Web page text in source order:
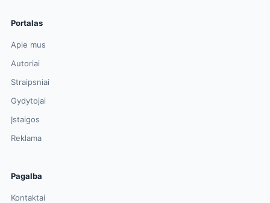
Portalas
Apie mus
Autoriai
Straipsniai
Gydytojai
Įstaigos
Reklama
Pagalba
Kontaktai